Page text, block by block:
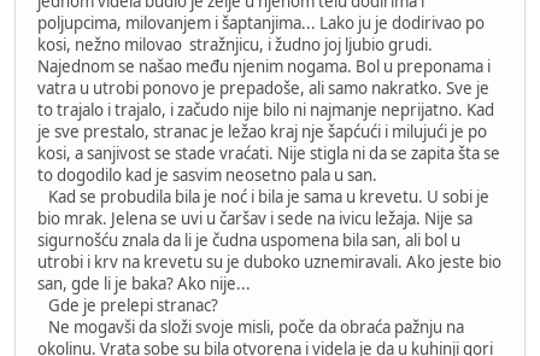
poljupcima, milovanjem i šaptanjima... Lako ju je dodirivao po
kosi, nežno milovao stražnjicu, i žudno joj ljubio grudi.
Najednom se našao među njenim nogama. Bol u preponama i
vatra u utrobi ponovo je prepadoše, ali samo nakratko. Sve je
to trajalo i trajalo, i začudo nije bilo ni najmanje neprijatno. Kad
je sve prestalo, stranac je ležao kraj nje šapćući i milujući je po
kosi, a sanjivost se stade vraćati. Nije stigla ni da se zapita šta se
to dogodilo kad je sasvim neosetno pala u san.
Kad se probudila bila je noć i bila je sama u krevetu. U sobi je
bio mrak. Jelena se uvi u čaršav i sede na ivicu ležaja. Nije sa
sigurnošću znala da li je čudna uspomena bila san, ali bol u
utrobi i krv na krevetu su je duboko uznemiravali. Ako jeste bio
san, gde li je baka? Ako nije...
Gde je prelepi stranac?
Ne mogavši da složi svoje misli, poče da obraća pažnju na
okolinu. Vrata sobe su bila otvorena i videla je da u kuhinji gori